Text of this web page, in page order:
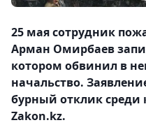
25 мая cотрудник
Арман Омирбаев
котором обвинил в
начальство.
бурный отклик среди
Zakon.kz.